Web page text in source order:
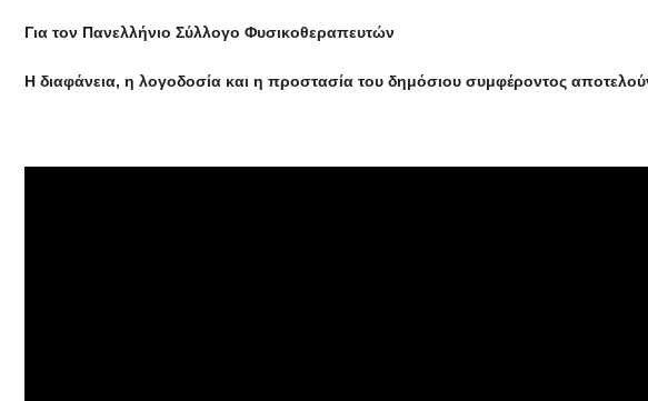
Για τον Πανελλήνιο Σύλλογο Φυσικοθεραπευτών
Η διαφάνεια, η λογοδοσία και η προστασία του δημόσιου συμφέροντος